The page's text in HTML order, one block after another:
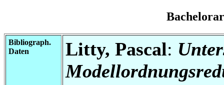
Bibliograph.
Daten
Litty, Pascal: